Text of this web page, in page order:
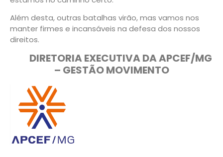
Além desta, outras batalhas virão, mas vamos nos
manter firmes e incansáveis na defesa dos nossos
direitos.
DIRETORIA EXECUTIVA DA APCEF/MG
– GESTÃO MOVIMENTO